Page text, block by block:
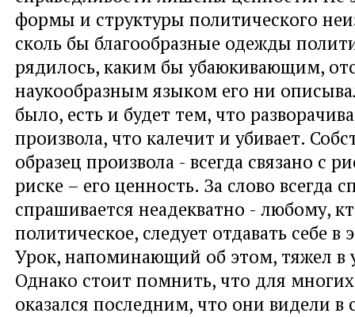
формы и структуры политического
сколь бы благообразные одежды
рядилось, каким бы убаюкивающим,
наукообразным языком его ни
было, есть и будет тем, что
произвола, что калечит и убивает.
образец произвола - всегда связано с
риске – его ценность. За слово всегда
спрашивается неадекватно - любому,
политическое, следует отдавать себе в
Урок, напоминающий об этом, тяжел в
Однако стоит помнить, что для
оказался последним, что они видели в